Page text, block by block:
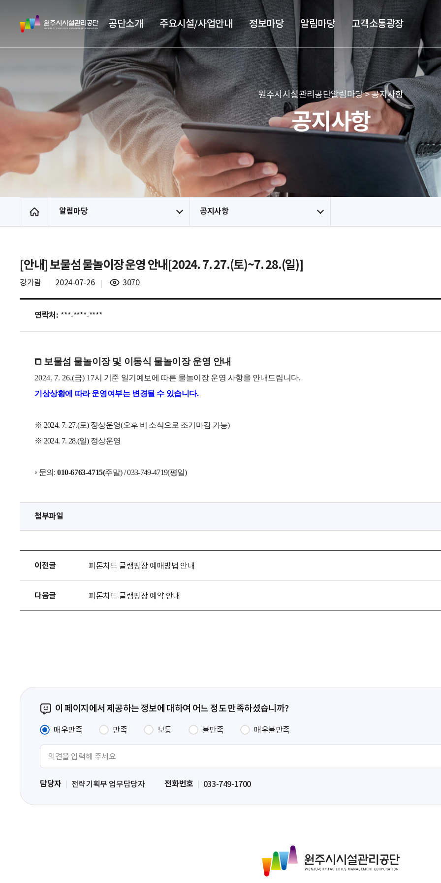
원
주
시
관
단
공단소개 주요시설/사업안내 정보마당 알림마당 고객소통광장
원주시시설관리공단알림마당 > 공지사항
공지사항
홈 알림마당 공지사항
[안내] 보물섬 물놀이장 운영 안내[2024. 7. 27.(토)~7. 28.(일)]
강가람 2024-07-26
조
3070
연락처: ***-****-****
⧠ 보물섬 물놀이장 및 이동식 물놀이장 운영 안내
2024. 7. 26.(금) 17시 기준 일기예보에 따른 물놀이장 운영 사항을 안내드립니다.
기상상황에 따라 운영여부는 변경될 수 있습니다.
※ 2024. 7. 27.(토) 정상운영(오후 비 소식으로 조기마감 가능)
※ 2024. 7. 28.(일) 정상운영
◦ 문의 :010-6763-4715(주말) / 033-749-4719(평일)
첨부파일
이전글 피톤치드 글램핑장 예매방법 안내
다음글 피톤치드 글램핑장 예약 안내
이 페이지에서 제공하는 정보에 대하여 어느 정도 만족하셨습니까?
매우만족 만족 보통 불만족 매우불만족
력
담당자 전략기획부 업무담당자 전화번호 033-749-1700
주
시